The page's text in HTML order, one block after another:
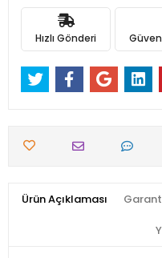
Hızlı Gönderi
Ürün Açıklaması